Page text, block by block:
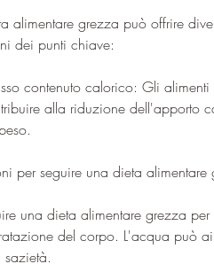
alimentare grezza può offrire
dei punti chiave:
contenuto calorico: Gli
alla riduzione dell'apporto
per seguire una dieta
una dieta alimentare grezza
del corpo. L'acqua può